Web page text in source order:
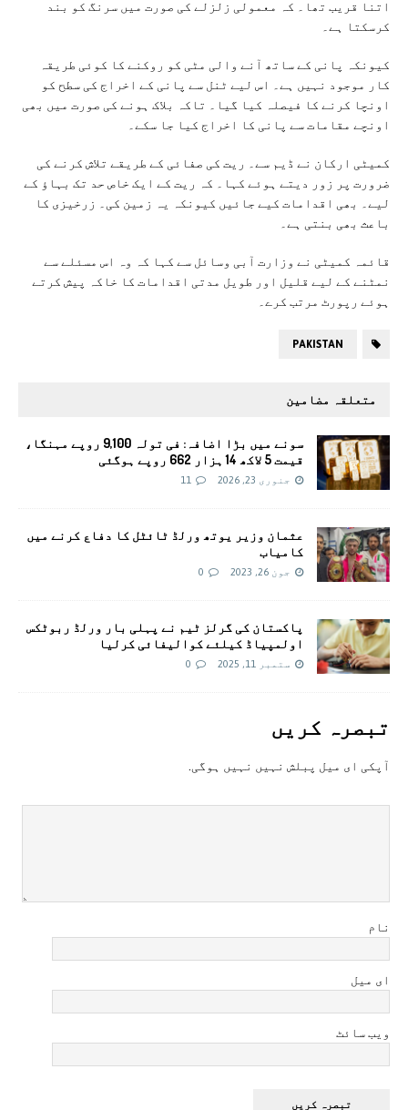
اتنا قریب تھا۔ کہ معمولی زلزلے کی صورت میں سرنگ کو بند
کرسکتا ہے۔
کیونکہ پانی کے ساتھ آنے والی مٹی کو روکنے کا کوئی طریقہ
کار موجود نہیں ہے۔ اس لیے ٹنل سے پانی کے اخراج کی سطح کو
اونچا کرنے کا فیصلہ کیا گیا۔ تاکہ بلاک ہونے کی صورت میں بھی
اونچے مقامات سے پانی کا اخراج کیا جا سکے۔
کمیٹی ارکان نے ڈیم سے۔ ریت کی صفائی کے طریقے تلاش کرنے کی
ضرورت پر زور دیتے ہوئے کہا۔ کہ ریت کے ایک خاص حد تک بہاؤ کے
لیے۔ بھی اقدامات کیے جائیں کیونکہ یہ زمین کی۔ زرخیزی کا
باعث بھی بنتی ہے۔
قائمہ کمیٹی نے وزارت آبی وسائل سے کہا کہ وہ اس مسئلے سے
نمٹنے کے لیے قلیل اور طویل مدتی اقدامات کا خاکہ پیش کرتے
ہوئے رپورٹ مرتب کرے۔
PAKISTAN
متعلقہ مضامین
سونے میں بڑا اضافہ: فی تولہ 9,100 روپے مہنگا،
قیمت 5 لاکھ 14 ہزار 662 روپے ہوگئی
جنوری 23, 2026 11
عثمان وزیر یوتھ ورلڈ ٹائٹل کا دفاع کرنے میں
کامیاب
جون 26, 2023 0
پاکستان کی گرلز ٹیم نے پہلی بار ورلڈ ربوٹکس
اولمپیاڈ کیلئے کوالیفائی کرلیا
ستمبر 11, 2025 0
تبصرہ کريں
آپکی ای ميل پبلش نہيں نہيں ہوگی.
نام
ای میل
ویب سائٹ